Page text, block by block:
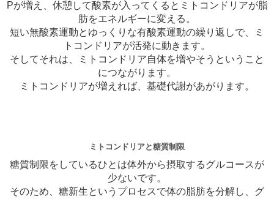
Pが増え、休憩して酸素が入ってくるとミトコンドリアが脂
肪をエネルギーに変える。
短い無酸素運動とゆっくりな有酸素運動の繰り返しで、ミ
トコンドリアが活発に動きます。
そしてそれは、ミトコンドリア自体を増やそうということ
につながります。
ミトコンドリアが増えれば、基礎代謝があがります。
ミトコンドリアと糖質制限
糖質制限をしているひとは体外から摂取するグルコースが
少ないです。
そのため、糖新生というプロセスで体の脂肪を分解し、グ